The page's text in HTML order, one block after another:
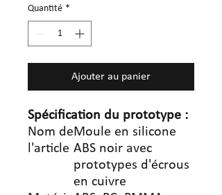
Quantité *
Ajouter au panier
Spécification du prototype :
Nom de
l'article
Moule en silicone
ABS noir avec
prototypes d'écrous
en cuivre